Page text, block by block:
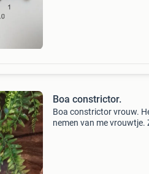
Boa constrictor.
Boa constrictor vrouw.
nemen van me vrouwtje.